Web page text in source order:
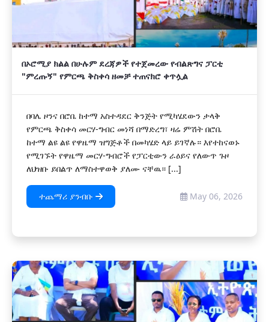
በኦሮሚያ ክልል በሁሉም ደረጃዎች የተጀመረው የብልጽግና ፓርቲ
"ምረጡኝ" የምርጫ ቅስቀሳ ዘመቻ ተጠናክሮ ቀጥሏል
በባሌ ዞንና በሮቤ ከተማ አስተዳደር ቅንጅት የሚካሄደውን ታላቅ
የምርጫ ቅስቀሳ መርሃ-ግብር መነሻ በማድረግ፣ ዛሬ ምሽት በሮቤ
ከተማ ልዩ ልዩ የዋዜማ ዝግጅቶች በመካሄድ ላይ ይገኛሉ። እየተከናወኑ
የሚገኙት የዋዜማ መርሃ-ግብሮች የፓርቲውን ራዕይና የለውጥ ጉዞ
ለህዝቡ ይበልጥ ለማስተዋወቅ ያለሙ ናቸዉ። [...]
ተጨማሪ ያንብቡ May 06, 2026